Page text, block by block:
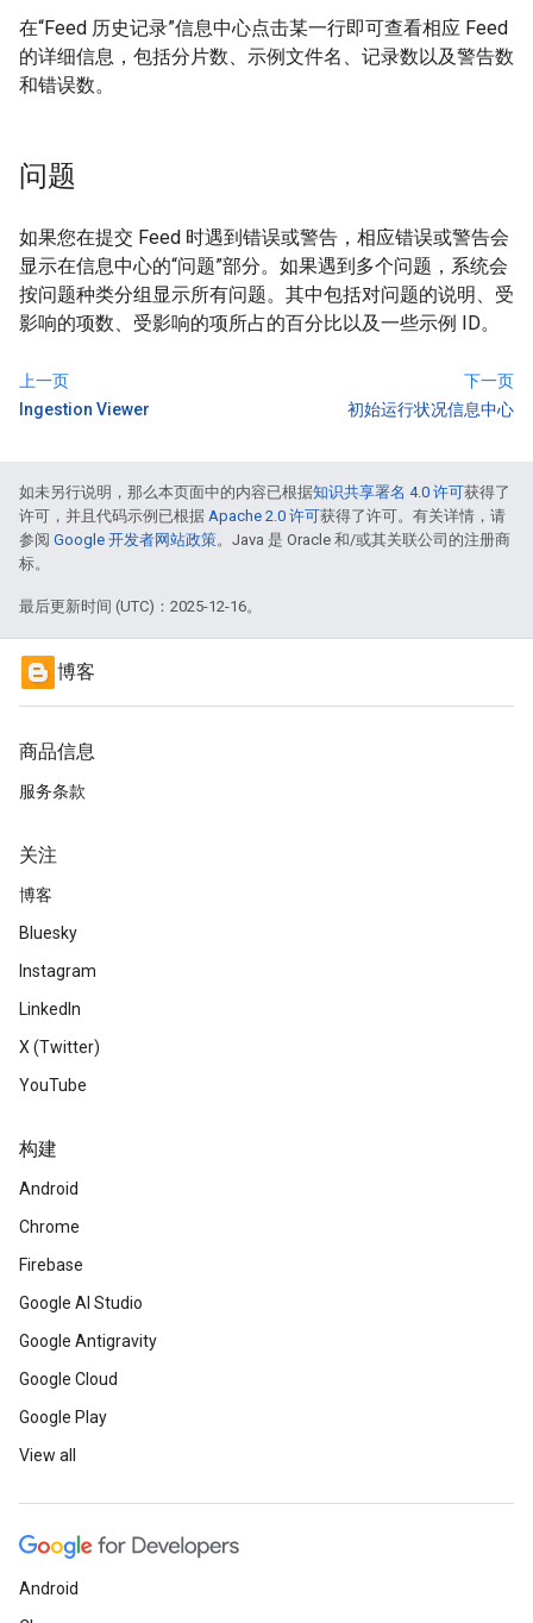
在“Feed 历史记录”信息中心点击某一行即可查看相应 Feed
的详细信息，包括分片数、示例文件名、记录数以及警告数
和错误数。
问题
如果您在提交 Feed 时遇到错误或警告，相应错误或警告会
显示在信息中心的“问题”部分。 如果遇到多个问题，系统会
按问题种类分组显示所有问题。其中包括对问题的说明、受
影响的项数、受影响的项所占的百分比以及一些示例 ID。
上一页
Ingestion Viewer
下一页
初始运行状况信息中心
如未另行说明，那么本页面中的内容已根据知识共享署名 4.0 许可获得了
许可，并且代码示例已根据 Apache 2.0 许可获得了许可。有关详情，请
参阅 Google 开发者网站政策。Java 是 Oracle 和/或其关联公司的注册商
标。
最后更新时间 (UTC)：2025-12-16。
博客
商品信息
服务条款
关注
博客
Bluesky
Instagram
LinkedIn
X (Twitter)
YouTube
构建
Android
Chrome
Firebase
Google AI Studio
Google Antigravity
Google Cloud
Google Play
View all
Android